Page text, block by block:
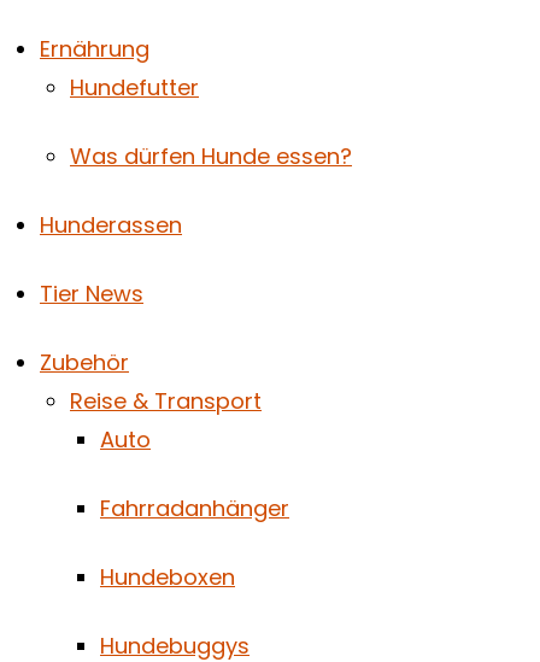
Ernährung
Hundefutter
Was dürfen Hunde essen?
Hunderassen
Tier News
Zubehör
Reise & Transport
Auto
Fahrradanhänger
Hundeboxen
Hundebuggys